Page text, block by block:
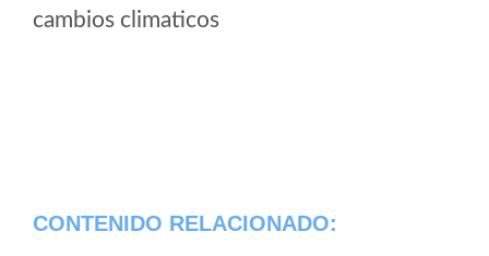
cambios climaticos
CONTENIDO RELACIONADO: